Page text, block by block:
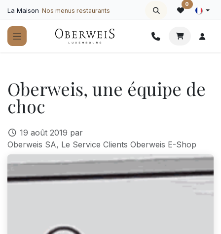
La Maison Nos menus restaurants
0
Oberweis, une équipe de
choc
19 août 2019 par
Oberweis SA, Le Service Clients Oberweis E-Shop